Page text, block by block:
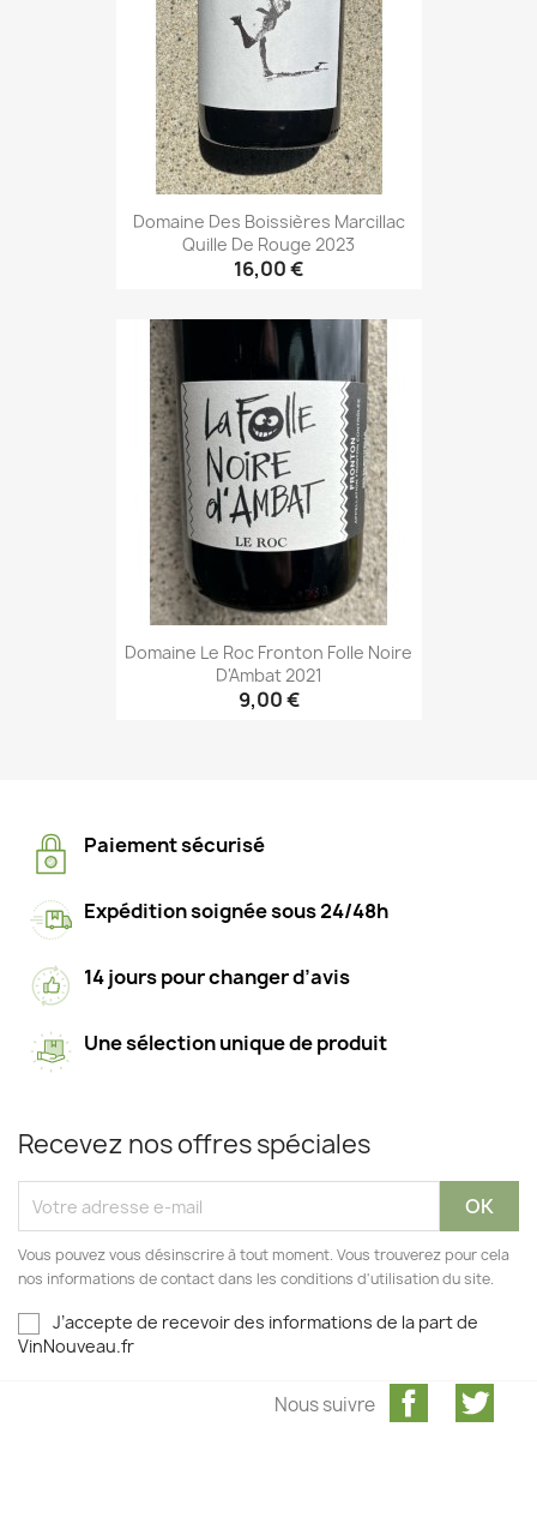
Domaine Des Boissières Marcillac
Quille De Rouge 2023
16,00 €
Domaine Le Roc Fronton Folle Noire
D'Ambat 2021
9,00 €
Paiement sécurisé
Expédition soignée sous 24/48h
14 jours pour changer d’avis
Une sélection unique de produit
Recevez nos offres spéciales
Vous pouvez vous désinscrire à tout moment. Vous trouverez pour cela
nos informations de contact dans les conditions d'utilisation du site.
J’accepte de recevoir des informations de la part de
VinNouveau.fr
Facebook
Nous suivre